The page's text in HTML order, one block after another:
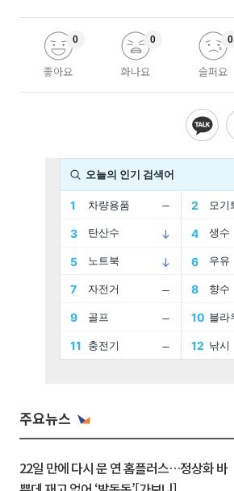
좋아요
0
화나요
0
슬퍼요
0
주요뉴스
22일 만에 다시 문 연 홈플러스…정상화 바